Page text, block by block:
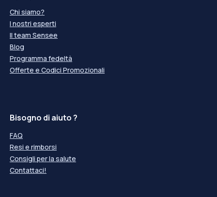
Chi siamo?
I nostri esperti
Il team Sensee
Blog
Programma fedeltà
Offerte e Codici Promozionali
Bisogno di aiuto ?
FAQ
Resi e rimborsi
Consigli per la salute
Contattaci!